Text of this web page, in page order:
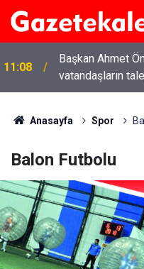
11:08
Başkan Ahmet
vatandaşların
Anasayfa Spor
Balon Futbolu